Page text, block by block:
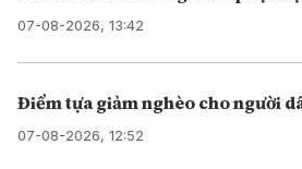
07-08-2026, 13:42
Điểm tựa giảm nghèo cho người
07-08-2026, 12:52